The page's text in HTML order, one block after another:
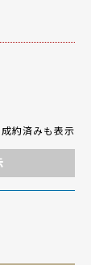
成約済みも表示